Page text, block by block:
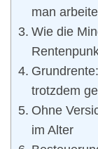
man
Wie die
trotzdem
Ohne
im Alter